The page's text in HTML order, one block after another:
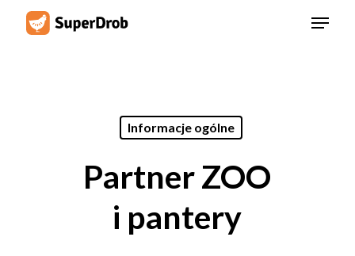
Menu
Informacje ogólne
Partner ZOO
i pantery